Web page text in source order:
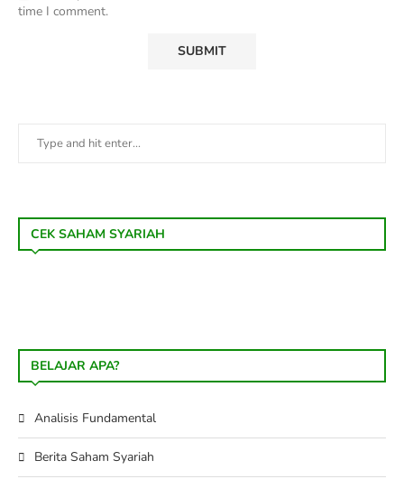
time I comment.
CEK SAHAM SYARIAH
BELAJAR APA?
Analisis Fundamental
Berita Saham Syariah